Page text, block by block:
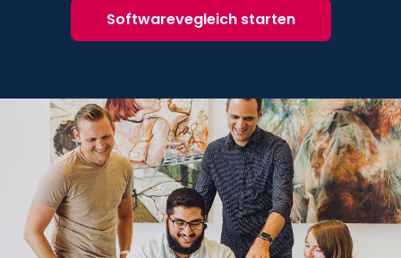
Softwarevegleich starten